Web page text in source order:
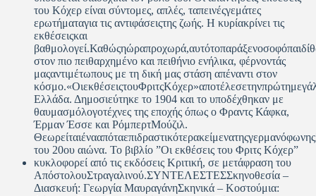
του Κόχερ είναι σύντομες, απλές, ταπεινέςγεμάτες
ερωτήματαγια τις αντιφάσειςτης ζωής. Η κυρίακρίνει τις
εκθέσειςκαι
στον πιο πειθαρχημένο και πειθήνιο ενήλικα, φέρνοντάς
μαςαντιμέτωπους με τη δική μας στάση απέναντι στον
Ελλάδα. Δημοσιεύτηκε το 1904 και το υποδέχθηκαν με
θαυμασμόλογοτέχνες της εποχής όπως ο Φραντς Κάφκα,
Έρμαν Έσσε και ΡόμπερτΜούζιλ.
του 20ου αιώνα. Το βιβλίο ”Οι εκθέσεις του Φριτς Κόχερ”
κυκλοφορεί από τις εκδόσεις Κριτική, σε μετάφραση του
ΑπόστολουΣτραγαλινού.ΣΥΝΤΕΛΕΣΤΕΣΣκηνοθεσία –
Διασκευή: Γεωργία ΜαυραγάνηΣκηνικά – Κοστούμια: